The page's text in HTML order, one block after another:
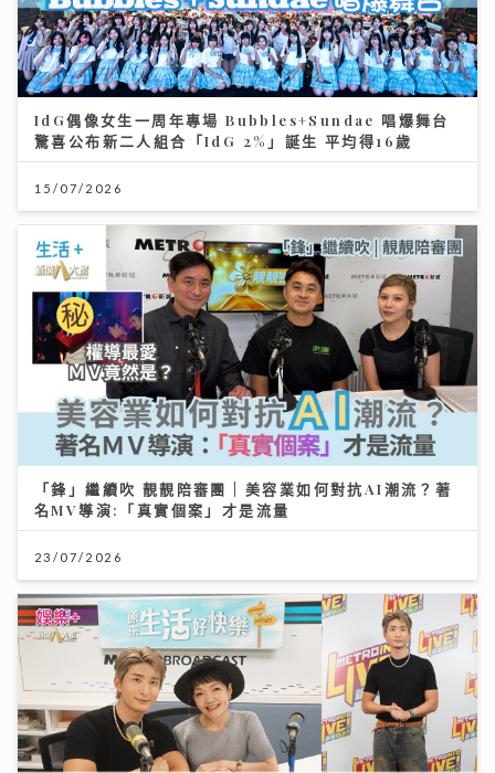
IdG偶像女生一周年專場 Bubbles+Sundae 唱爆舞台
驚喜公布新二人組合「IdG 2%」誕生 平均得16歲
15/07/2026
「鋒」繼續吹 靚靚陪審團 | 美容業如何對抗AI潮流？著
名MV導演:「真實個案」才是流量
23/07/2026